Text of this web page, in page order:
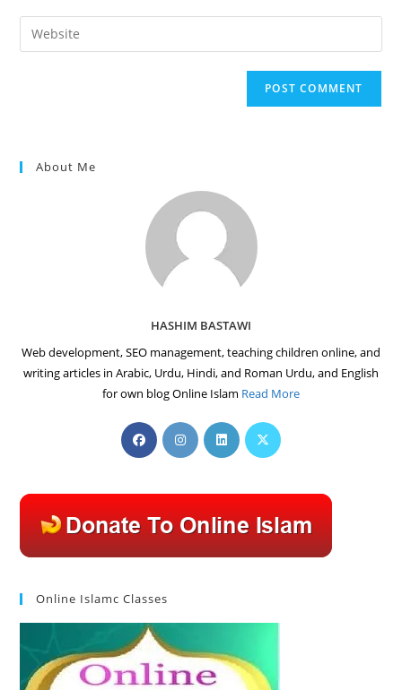
comment
email
address
Enter
your
About Me
HASHIM BASTAWI
Web development, SEO management, teaching children online, and
writing articles in Arabic, Urdu, Hindi, and Roman Urdu, and English
for own blog Online Islam Read More
Opens
in
new
tab
Opens
in
new
tab
Opens
in
new
tab
Opens
new
tab
Online Islamc Classes